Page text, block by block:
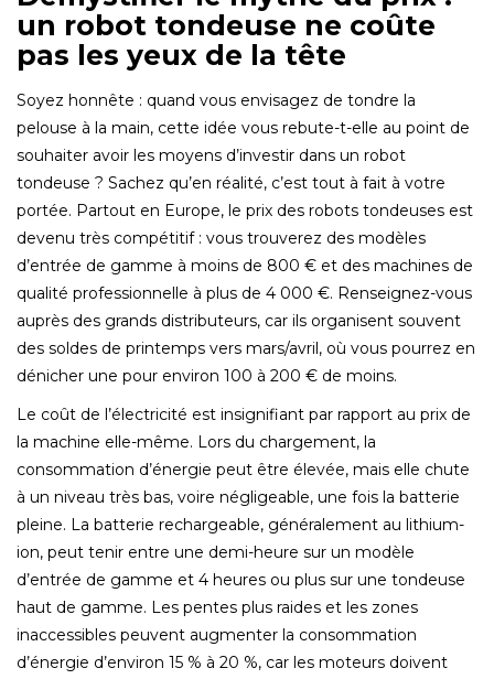
un robot tondeuse ne coûte
pas les yeux de la tête
Soyez honnête : quand vous envisagez de tondre la
pelouse à la main, cette idée vous rebute-t-elle au point de
souhaiter avoir les moyens d’investir dans un robot
tondeuse ? Sachez qu’en réalité, c’est tout à fait à votre
portée. Partout en Europe, le prix des robots tondeuses est
devenu très compétitif : vous trouverez des modèles
d’entrée de gamme à moins de 800 € et des machines de
qualité professionnelle à plus de 4 000 €. Renseignez-vous
auprès des grands distributeurs, car ils organisent souvent
des soldes de printemps vers mars/avril, où vous pourrez en
dénicher une pour environ 100 à 200 € de moins.
Le coût de l’électricité est insignifiant par rapport au prix de
la machine elle-même. Lors du chargement, la
consommation d’énergie peut être élevée, mais elle chute
à un niveau très bas, voire négligeable, une fois la batterie
pleine. La batterie rechargeable, généralement au lithium-
ion, peut tenir entre une demi-heure sur un modèle
d’entrée de gamme et 4 heures ou plus sur une tondeuse
haut de gamme. Les pentes plus raides et les zones
inaccessibles peuvent augmenter la consommation
d’énergie d’environ 15 % à 20 %, car les moteurs doivent